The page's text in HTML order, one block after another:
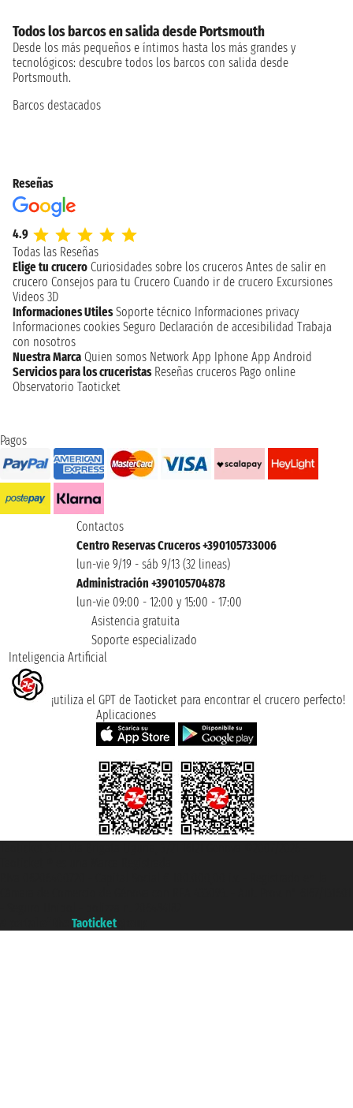
Todos los barcos en salida desde Portsmouth
Desde los más pequeños e íntimos hasta los más grandes y
tecnológicos: descubre todos los barcos con salida desde
Portsmouth.
Barcos destacados
Reseñas
4.9
Todas las Reseñas
Elige tu crucero Curiosidades sobre los cruceros Antes de salir en
crucero Consejos para tu Crucero Cuando ir de crucero Excursiones
Videos 3D
Informaciones Utiles Soporte técnico Informaciones privacy
Informaciones cookies Seguro Declaración de accesibilidad Trabaja
con nosotros
Nuestra Marca Quien somos Network App Iphone App Android
Servicios para los cruceristas Reseñas cruceros Pago online
Observatorio Taoticket
Pagos
Contactos
Centro Reservas Cruceros +390105733006
lun-vie 9/19 - sáb 9/13 (32 lineas)
Administración +390105704878
lun-vie 09:00 - 12:00 y 15:00 - 17:00
Asistencia gratuita
Soporte especializado
Inteligencia Artificial
¡utiliza el GPT de Taoticket para encontrar el crucero perfecto!
Aplicaciones
Taoticket